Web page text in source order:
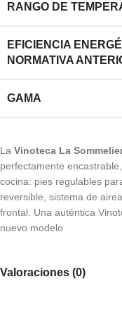
RANGO DE
EFICIENCIA
NORMATIVA
GAMA
La Vinoteca La
perfectamente
cocina: pies regulables
reversible, sistema de
frontal. Una auténtica
nuevo modelo
Valoraciones (0)